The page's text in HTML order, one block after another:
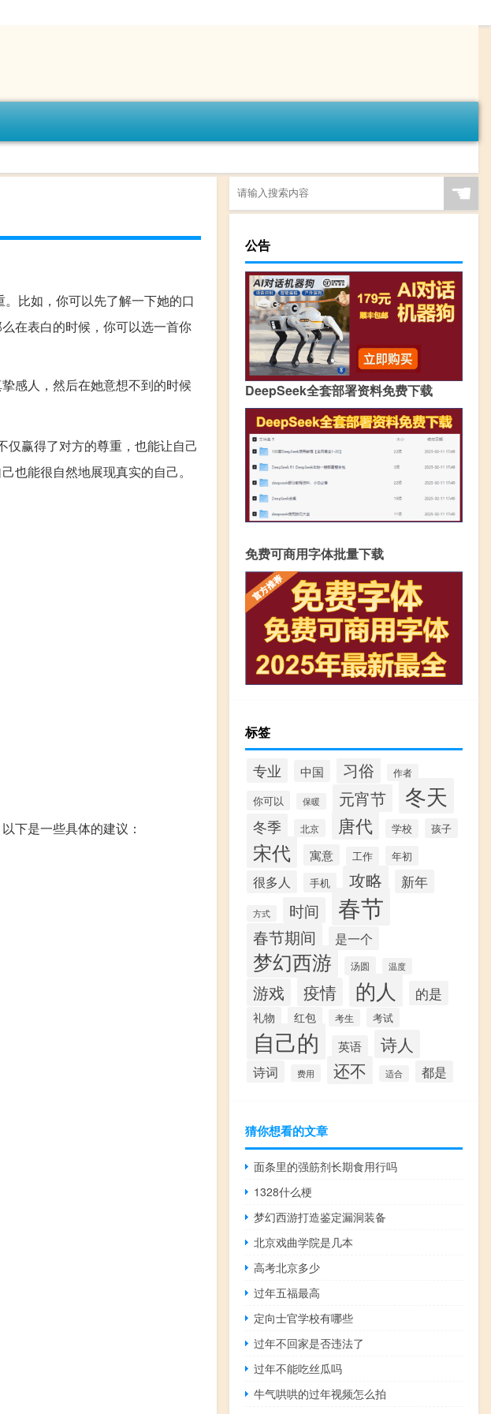
比如，你可以先了解一下她的口
在表白的时候，你可以选一首你
感人，然后在她意想不到的时候
仅赢得了对方的尊重，也能让自己
也能很自然地展现真实的自己。
下是一些具体的建议：
☚
公告
DeepSeek全套部署资料免费下载
免费可商用字体批量下载
标签
专业 中国 习俗 作者
你可以 保暖 元宵节 冬天
冬季 北京 唐代 学校 孩子
宋代 寓意 工作 年初
很多人 手机 攻略 新年
方式 时间 春节
春节期间 是一个
梦幻西游 汤圆 温度
游戏 疫情 的人 的是
礼物 红包 考生 考试
自己的 英语 诗人
诗词 费用 还不 适合 都是
猜你想看的文章
面条里的强筋剂长期食用行吗
1328什么梗
梦幻西游打造鉴定漏洞装备
北京戏曲学院是几本
高考北京多少
过年五福最高
定向士官学校有哪些
过年不回家是否违法了
过年不能吃丝瓜吗
牛气哄哄的过年视频怎么拍